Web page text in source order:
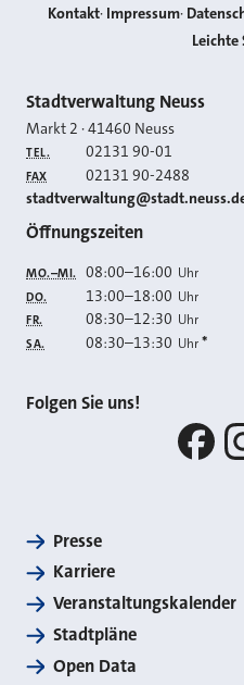
Kontakt Impressum
Leichte
Kontakt
Stadtverwaltung Neuss
Markt 2 ·41460 Neuss
TEL. 02131 90-01
FAX 02131 90-2488
E-MAIL
Öffnungszeiten
MO.–MI. 08:00–16:00 Uhr
DO. 13:00–18:00 Uhr
FR. 08:30–12:30 Uhr
SA. 08:30–13:30 Uhr *
Folgen Sie uns!
Presse
Karriere
Veranstaltungskalender
Stadtpläne
Open Data